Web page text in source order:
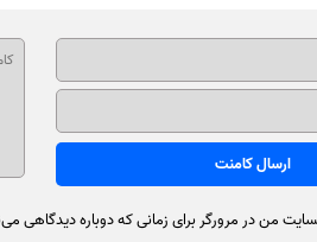
من در مرورگر برای زمانی که دوباره دیدگاهی